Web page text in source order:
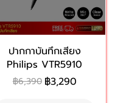
ปากกาบันทึกเสียง
Philips VTR5910
฿6,390 ฿3,290